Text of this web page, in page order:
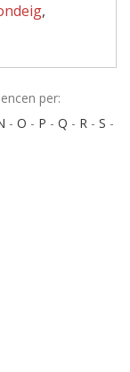
,
per:
- O - P - Q - R - S -